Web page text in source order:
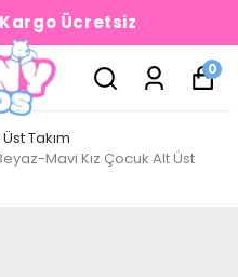
Ücretsiz
0
Takım
Mavi Kız Çocuk Alt Üst